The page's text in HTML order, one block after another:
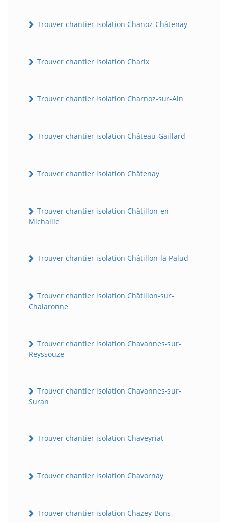
Trouver chantier isolation Chanoz-Châtenay
Trouver chantier isolation Charix
Trouver chantier isolation Charnoz-sur-Ain
Trouver chantier isolation Château-Gaillard
Trouver chantier isolation Châtenay
Trouver chantier isolation Châtillon-en-
Michaille
Trouver chantier isolation Châtillon-la-Palud
Trouver chantier isolation Châtillon-sur-
Chalaronne
Trouver chantier isolation Chavannes-sur-
Reyssouze
Trouver chantier isolation Chavannes-sur-
Suran
Trouver chantier isolation Chaveyriat
Trouver chantier isolation Chavornay
Trouver chantier isolation Chazey-Bons